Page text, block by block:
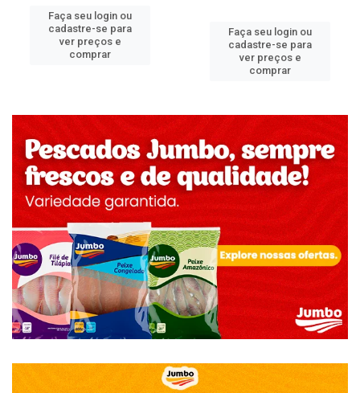
Faça seu login ou
cadastre-se para
ver preços e
comprar
Faça seu login ou
cadastre-se para
ver preços e
comprar